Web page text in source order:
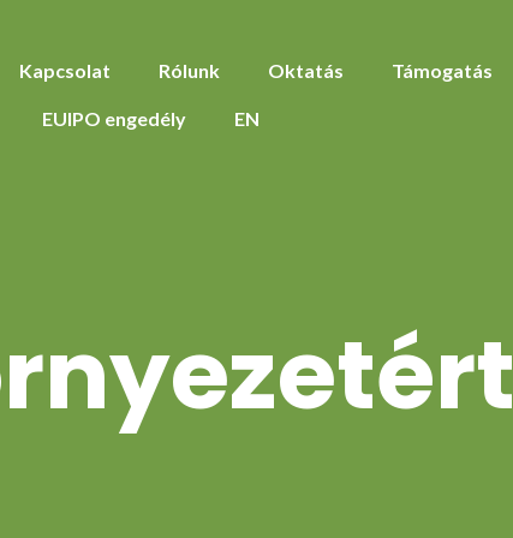
Kapcsolat Rólunk Oktatás Támogatás
EUIPO engedély EN